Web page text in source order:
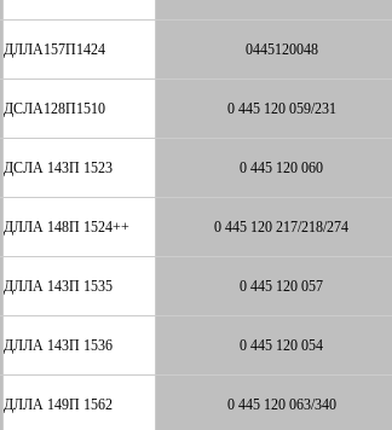
ДЛЛА157П1424 0445120048
ДСЛА128П1510 0 445 120 059/231
ДСЛА 143П 1523 0 445 120 060
ДЛЛА 148П 1524++ 0 445 120 217/218/274
ДЛЛА 143П 1535 0 445 120 057
ДЛЛА 143П 1536 0 445 120 054
ДЛЛА 149П 1562 0 445 120 063/340